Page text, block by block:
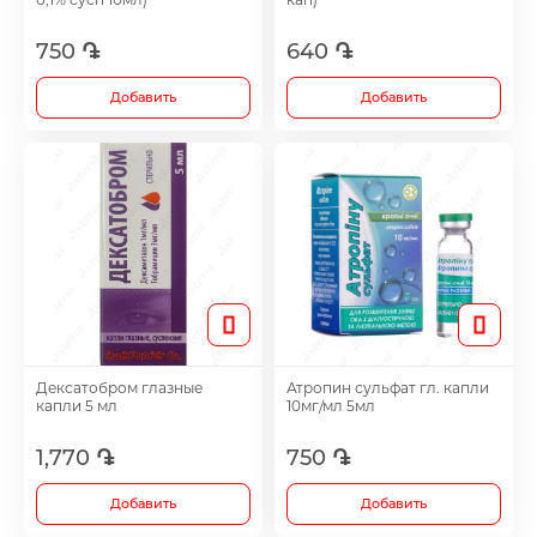
Желчегонные средства
Иммуностимулятор
Гепатопротектры
Диуретики
Иммуностимуляторы
Раствор для полоскания и спрейи
750 ֏
Добавить
640 ֏
Добавить
Дексатобром глазные
капли 5 мл
1,770 ֏
Добавить
Атропин сульфат гл. капли
10мг/мл 5мл
750 ֏
Добавить